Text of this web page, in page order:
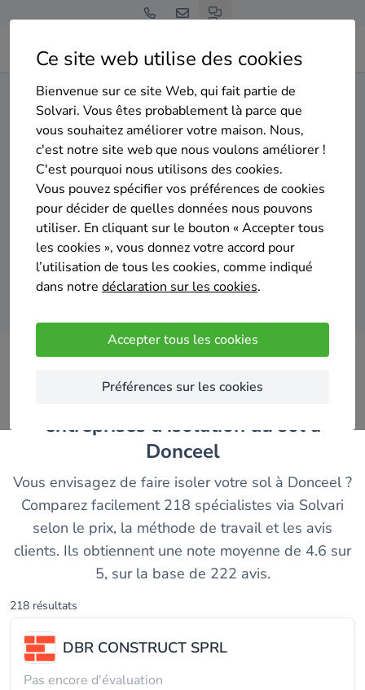
Ce site web utilise des cookies
Bienvenue sur ce site Web, qui fait partie de
Solvari. Vous êtes probablement là parce que
vous souhaitez améliorer votre maison. Nous,
c'est notre site web que nous voulons améliorer !
C'est pourquoi nous utilisons des cookies.
Vous pouvez spécifier vos préférences de cookies
pour décider de quelles données nous pouvons
utiliser. En cliquant sur le bouton « Accepter tous
les cookies », vous donnez votre accord pour
l’utilisation de tous les cookies, comme indiqué
dans notre déclaration sur les cookies.
Accepter tous les cookies
Préférences sur les cookies
Home Isolation du sol Liège Donceel
Gratuit et sans engagement
Top 20 des entreprises
d'isolation du sol à Donceel
Comparer des devis
entreprises d'isolation du sol à
Donceel
Vous envisagez de faire isoler votre sol à Donceel ?
Comparez facilement 218 spécialistes via Solvari
selon le prix, la méthode de travail et les avis
clients. Ils obtiennent une note moyenne de 4.6 sur
5, sur la base de 222 avis.
218 résultats
DBR CONSTRUCT SPRL
Pas encore d'évaluation